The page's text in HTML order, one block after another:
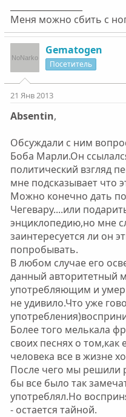
Меня можно сбить с
Gematogen
Посетитель
21 Янв 2013
Absentin,
Обсуждали с ним
Боба Марли.Он
политический взгляд
мне подсказывает что
Можно конечно дать
Чегевару....или
энциклопедию,но мне
заинтересуется ли он
попробывать.
В любом случае его
данный авторитетный
употребляющим и умер
не удивило.Что уже
Более того мелькала
своих песнях о том,как
человека все в жизне
После чего мы решили
бы все было так
употреблял.Но
- остается тайной.